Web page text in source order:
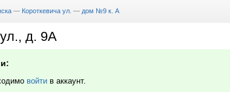
— Короткевича ул. — дом №9 к. А
д. 9А
войти в аккаунт.